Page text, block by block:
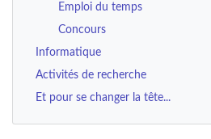
Emploi du temps
Concours
Informatique
Activités de recherche
Et pour se changer la tête...